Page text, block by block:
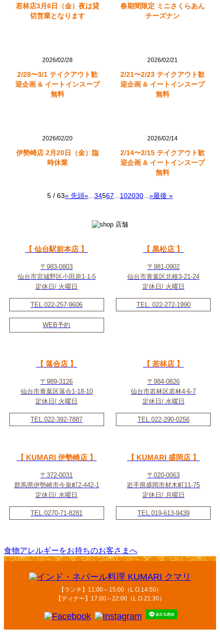
若林店3月6日（金）夜は貸
切営業となります
春期間限定 ミニさくらあん
チーズナン
2026/02/28
2/28〜3/1 テイクアウト歓
迎企画 & イートインスープ
無料
2026/02/21
2/21〜2/23 テイクアウト歓
迎企画 & イートインスープ
無料
2026/02/20
伊勢崎店 2月20日（金）臨
時休業
2026/02/14
2/14〜2/15 テイクアウト歓
迎企画 & イートインスープ
無料
5 / 63« 先頭« 34567 102030 »最後 »
【 仙台駅前本店 】
〒983-0803
仙台市宮城野区小田原1-1-5
定休日/ 火曜日
TEL.022-257-9606
WEB予約
【 黒松店 】
〒981-0902
仙台市青葉区北根3-21-24
定休日/ 火曜日
TEL. 022-272-1990
【 落合店 】
〒989-3126
仙台市青葉区落合1-18-10
定休日/ 火曜日
TEL.022-392-7887
【 若林店 】
〒984-0826
仙台市若林区若林4-6-7
定休日/ 水曜日
TEL.022-290-0256
【 KUMARI 伊勢崎店 】
〒372-0031
群馬県伊勢崎市今泉町2-442-1
定休日/ 水曜日
TEL.0270-71-8281
【 KUMARI 盛岡店 】
〒020-0063
岩手県盛岡市材木町11-75
定休日/ 月曜日
TEL.019-613-9439
食物アレルギーをお持ちのお客さまへ
【ランチ】11:00～15:00（L.O.14:50）
【ディナー】17:00～22:00（L.O.21:30）